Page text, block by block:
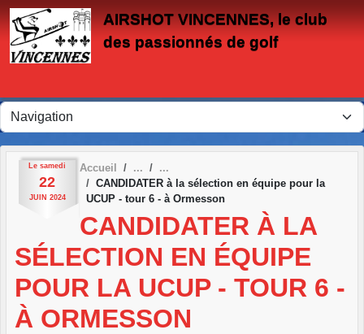
AIRSHOT VINCENNES, le club
des passionnés de golf
Le samedi
22
JUIN 2024
Accueil
CANDIDATER à la sélection en équipe pour la
UCUP - tour 6 - à Ormesson
CANDIDATER À LA
SÉLECTION EN ÉQUIPE
POUR LA UCUP - TOUR 6 -
À ORMESSON
Panneau de gestion des cookies